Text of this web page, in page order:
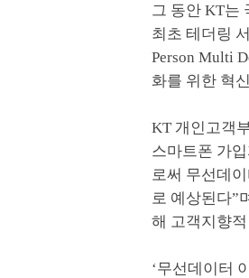
그 동안 KT는
최초 테더링
Person Multi
화를 위한 혁
KT 개인고객
스마트폰 가
로써 무선데
로 예상된다”
해 고객지향
‘무선데이터